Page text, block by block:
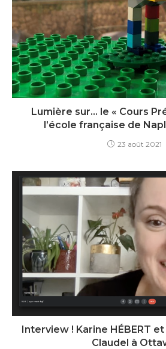
Lumière sur… le « Cours
l’école française de
23 août 2021
Interview ! Karine HÉBERT
Claudel à